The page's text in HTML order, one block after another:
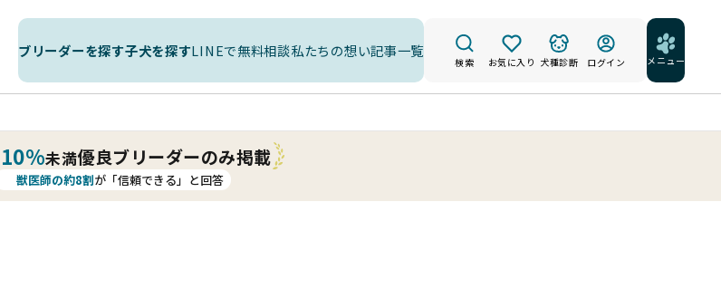
ブリーダーを探す子犬を探すLINEで無料相談私たちの想い記事一覧
検索 お気に入り 犬種診断 ログイン メニュー
10%未満優良ブリーダーのみ掲載
獣医師の約8割が「信頼できる」と回答